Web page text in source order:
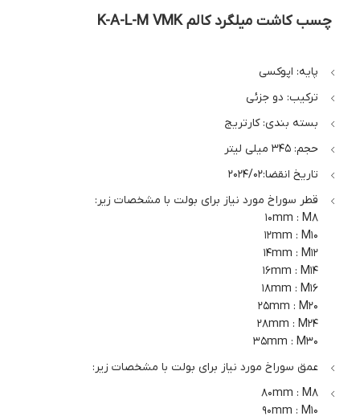
چسب کاشت میلگرد کالم K-A-L-M VMK
پایه: اپوکسی
ترکیب: دو جزئی
بسته بندی: کارتریج
حجم: 345 میلی لیتر
تاریخ انقضا:2024/02
قطر سوراخ مورد نیاز برای بولت با مشخصات زیر:
10mm : M8
12mm : M10
14mm : M12
16mm : M14
18mm : M16
25mm : M20
28mm : M24
35mm : M30
عمق سوراخ مورد نیاز برای بولت با مشخصات زیر:
80mm : M8
90mm : M10